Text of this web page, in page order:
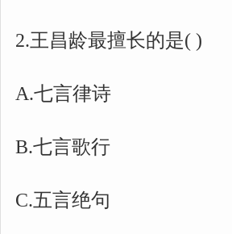
2.王昌龄最擅长的是( )
A.七言律诗
B.七言歌行
C.五言绝句